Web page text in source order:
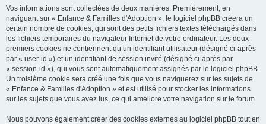
Vos informations sont collectées de deux manières. Premièrement, en
naviguant sur « Enfance & Familles d'Adoption », le logiciel phpBB créera un
certain nombre de cookies, qui sont des petits fichiers textes téléchargés dans
les fichiers temporaires du navigateur Internet de votre ordinateur. Les deux
premiers cookies ne contiennent qu’un identifiant utilisateur (désigné ci-après
par « user-id ») et un identifiant de session invité (désigné ci-après par
« session-id »), qui vous sont automatiquement assignés par le logiciel phpBB.
Un troisième cookie sera créé une fois que vous naviguerez sur les sujets de
« Enfance & Familles d'Adoption » et est utilisé pour stocker les informations
sur les sujets que vous avez lus, ce qui améliore votre navigation sur le forum.
Nous pouvons également créer des cookies externes au logiciel phpBB tout en